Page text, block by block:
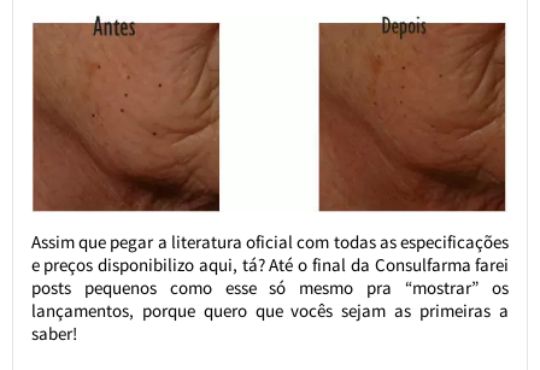
Assim que pegar a literatura oficial com todas as especificações
e preços disponibilizo aqui, tá? Até o final da Consulfarma farei
posts pequenos como esse só mesmo pra “mostrar” os
lançamentos, porque quero que vocês sejam as primeiras a
saber!